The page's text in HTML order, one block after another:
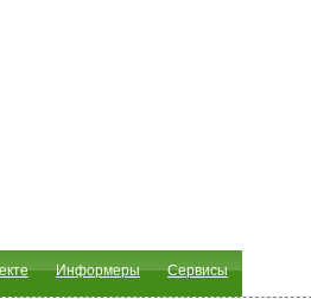
Информеры Сервисы